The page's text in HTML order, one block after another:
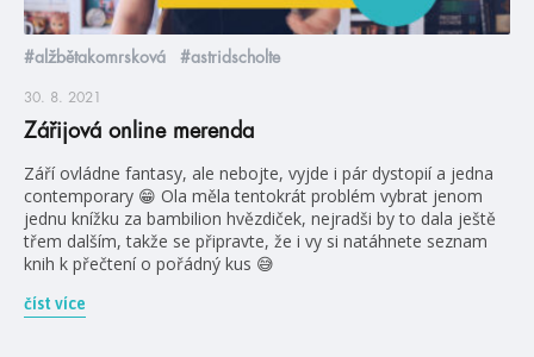
#alžbětakomrsková #astridscholte
30. 8. 2021
Zářijová online merenda
Září ovládne fantasy, ale nebojte, vyjde i pár dystopií a jedna
contemporary 😁 Ola měla tentokrát problém vybrat jenom
jednu knížku za bambilion hvězdiček, nejradši by to dala ještě
třem dalším, takže se připravte, že i vy si natáhnete seznam
knih k přečtení o pořádný kus 😅
číst více